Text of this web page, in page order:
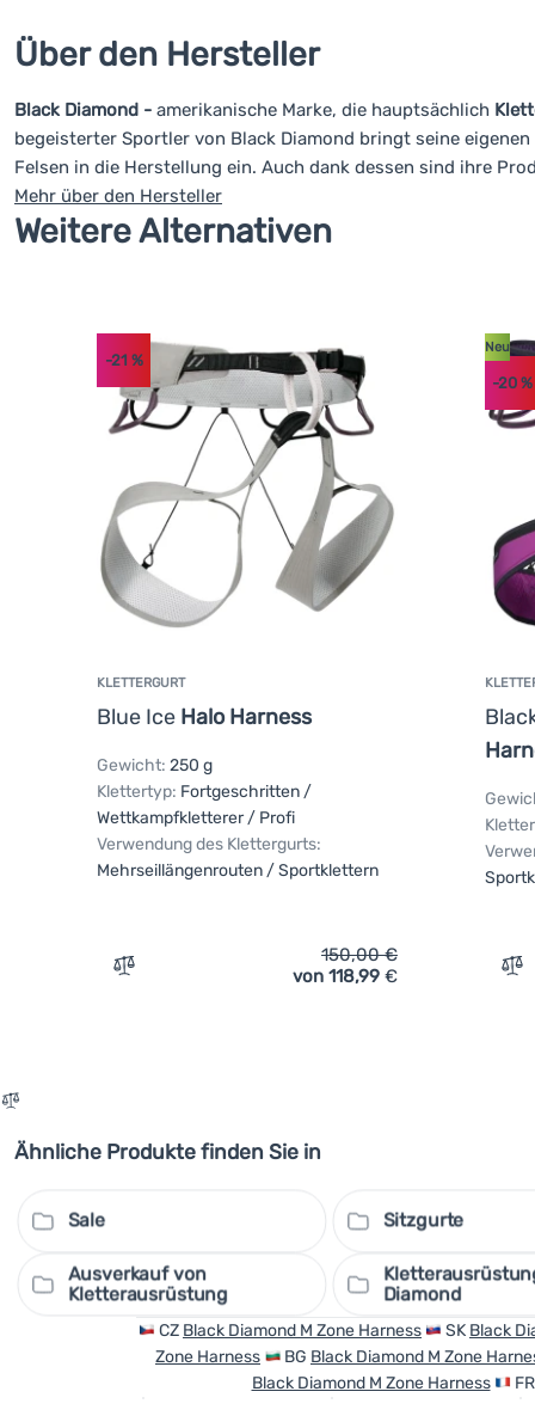
Über den Hersteller
Black Diamond - amerikanische Marke, die hauptsächlich
begeisterter Sportler von Black Diamond bringt seine
Felsen in die Herstellung ein. Auch dank dessen sind ihre
Mehr über den Hersteller
Weitere Alternativen
KLETTERGURT
Blue Ice Halo Harness
-21 %
Gewicht: 250 g
Klettertyp: Fortgeschritten /
Wettkampfkletterer / Profi
Verwendung des Klettergurts:
Mehrseillängenrouten / Sportklettern
Vergleichen
150,00€
von 118,99 €
Neu
-20%
Ähnliche Produkte finden Sie in
Sale Sitzgurte
Ausverkauf von
Kletterausrüstung Diamond
CZ Black Diamond M Zone Harness SK Black
Zone Harness
BG Black Diamond M Zone
Black Diamond M Zone Harness
FR